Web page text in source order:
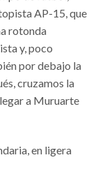
AP-15, que
rotonda
y, poco
por debajo la
cruzamos la
a Muruarte
en ligera